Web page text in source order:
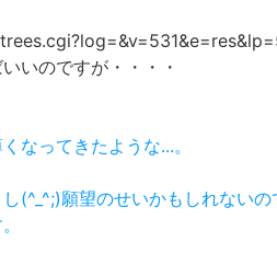
いのですが・・・・
なってきたような...。
(^_^;)願望のせいかもしれないの